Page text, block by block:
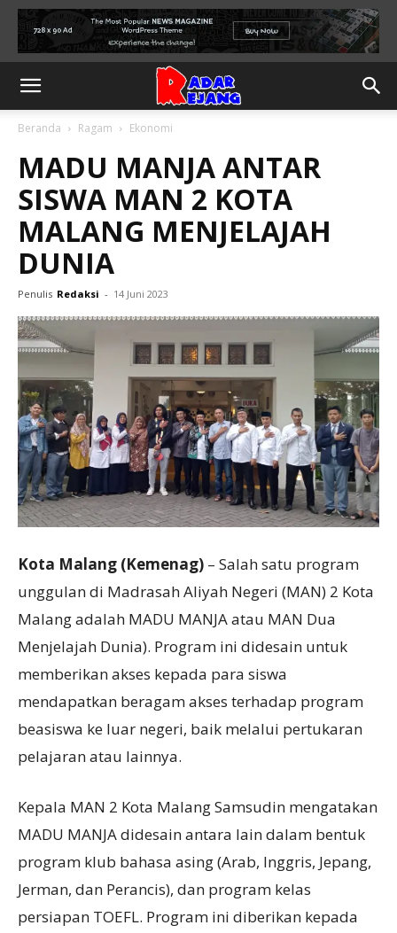
Beranda Ragam Ekonomi
MADU MANJA ANTAR
SISWA MAN 2 KOTA
MALANG MENJELAJAH
DUNIA
Penulis Redaksi - 14 Juni 2023
Kota Malang (Kemenag) – Salah satu program
unggulan di Madrasah Aliyah Negeri (MAN) 2 Kota
Malang adalah MADU MANJA atau MAN Dua
Menjelajah Dunia). Program ini didesain untuk
memberikan akses kepada para siswa
mendapatkan beragam akses terhadap program
beasiswa ke luar negeri, baik melalui pertukaran
pelajaran atau lainnya.
Kepala MAN 2 Kota Malang Samsudin mengatakan
MADU MANJA didesain antara lain dalam bentuk
program klub bahasa asing (Arab, Inggris, Jepang,
Jerman, dan Perancis), dan program kelas
persiapan TOEFL. Program ini diberikan kepada